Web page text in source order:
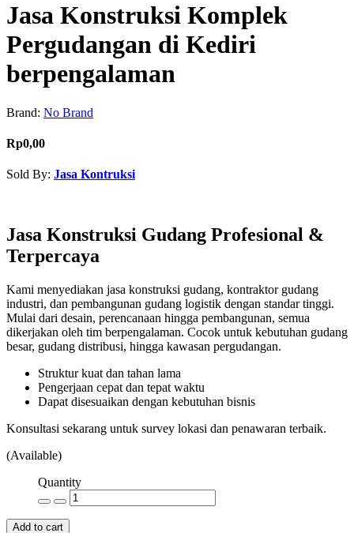
Jasa Konstruksi Komplek
Pergudangan di Kediri
berpengalaman
Brand: No Brand
Rp0,00
Sold By: Jasa Kontruksi
Jasa Konstruksi Gudang Profesional &
Terpercaya
Kami menyediakan jasa konstruksi gudang, kontraktor gudang
industri, dan pembangunan gudang logistik dengan standar tinggi.
Mulai dari desain, perencanaan hingga pembangunan, semua
dikerjakan oleh tim berpengalaman. Cocok untuk kebutuhan gudang
besar, gudang distribusi, hingga kawasan pergudangan.
Struktur kuat dan tahan lama
Pengerjaan cepat dan tepat waktu
Dapat disesuaikan dengan kebutuhan bisnis
Konsultasi sekarang untuk survey lokasi dan penawaran terbaik.
(Available)
Quantity
Add to cart